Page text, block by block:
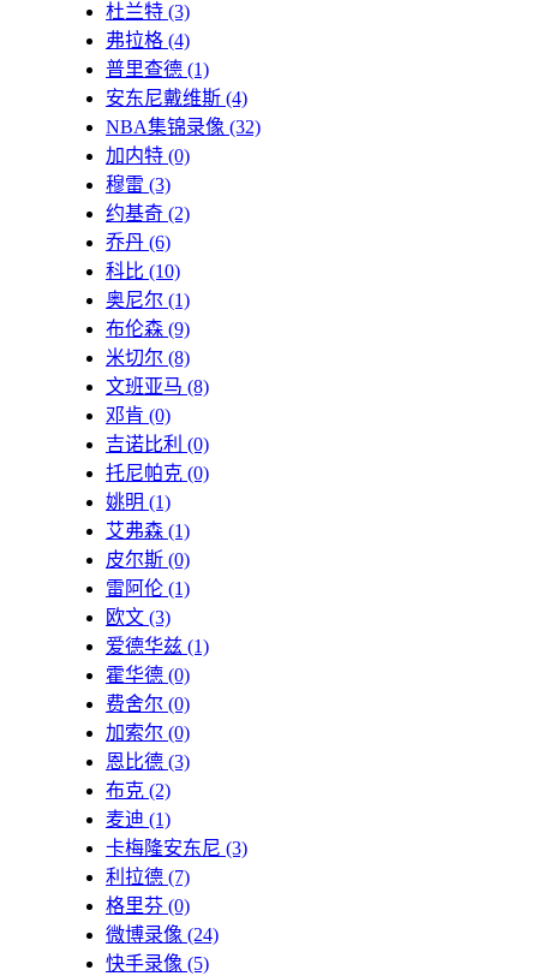
杜兰特 (3)
弗拉格 (4)
普里查德 (1)
安东尼戴维斯 (4)
NBA集锦录像 (32)
加内特 (0)
穆雷 (3)
约基奇 (2)
乔丹 (6)
科比 (10)
奥尼尔 (1)
布伦森 (9)
米切尔 (8)
文班亚马 (8)
邓肯 (0)
吉诺比利 (0)
托尼帕克 (0)
姚明 (1)
艾弗森 (1)
皮尔斯 (0)
雷阿伦 (1)
欧文 (3)
爱德华兹 (1)
霍华德 (0)
费舍尔 (0)
加索尔 (0)
恩比德 (3)
布克 (2)
麦迪 (1)
卡梅隆安东尼 (3)
利拉德 (7)
格里芬 (0)
微博录像 (24)
快手录像 (5)